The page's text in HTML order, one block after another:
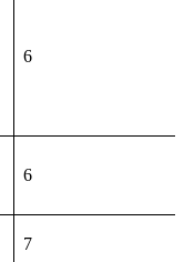
6
6
7